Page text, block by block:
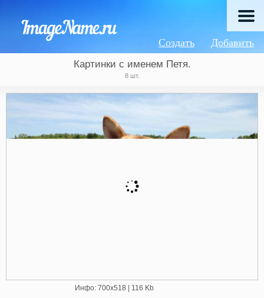
Добавить
Создать
Картинки с именем Петя.
8 шт.
Инфо: 700х518 | 116 Kb